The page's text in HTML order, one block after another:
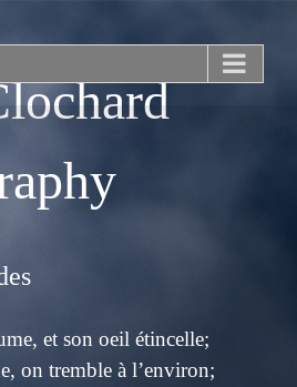
et son oeil étincelle;
on tremble à l’environ;